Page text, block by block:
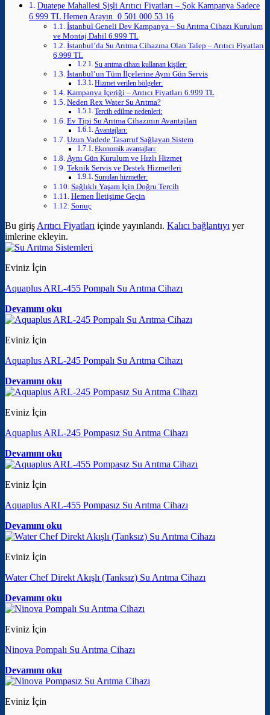
Duatepe Mahallesi Şişli Arıtıcı Fiyatları – Şok Kampanya Sadece
6.999 TL Hemen Arayın 0 501 000 53 16
İstanbul Geneli Dev Kampanya – Su Arıtma Cihazı Kurulum
ve Montaj Dahil 6.999 TL
İstanbul’da Su Arıtma Cihazına Olan Talep – Arıtıcı Fiyatları
6.999 TL
Su arıtma cihazı kullanan kişiler:
İstanbul’un Tüm İlçelerine Aynı Gün Servis
Hizmet verilen bölgeler:
Kampanya İçeriği – Arıtıcı Fiyatları 6.999 TL
Neden Rex Water Su Arıtma?
Tercih edilme nedenleri:
Ev Tipi Su Arıtma Cihazının Avantajları
Avantajları:
Uzun Vadede Tasarruf Sağlayan Sistem
Ekonomik avantajları:
Aynı Gün Kurulum ve Hızlı Hizmet
Teknik Servis ve Destek Hizmetleri
Sunulan hizmetler:
Sağlıklı Yaşam İçin Doğru Tercih
Hemen İletişime Geçin
Sonuç
Bu girişArıtıcı Fiyatları içinde yayınlandı. Kalıcı bağlantıyı yer
imlerine ekleyin.
Eviniz İçin
Aquaplus ARL-455 Pompalı Su Arıtma Cihazı
Devamını oku
Eviniz İçin
Aquaplus ARL-245 Pompalı Su Arıtma Cihazı
Devamını oku
Eviniz İçin
Aquaplus ARL-245 Pompasız Su Arıtma Cihazı
Devamını oku
Eviniz İçin
Aquaplus ARL-455 Pompasız Su Arıtma Cihazı
Devamını oku
Eviniz İçin
Water Chef Direkt Akışlı (Tanksız) Su Arıtma Cihazı
Devamını oku
Eviniz İçin
Ninova Pompalı Su Arıtma Cihazı
Devamını oku
Eviniz İçin